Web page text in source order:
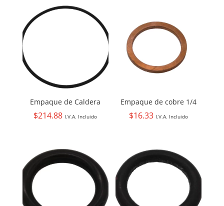
Empaque de Caldera
$214.88 I.V.A. Incluido
Empaque de cobre 1/4
$16.33 I.V.A. Incluido